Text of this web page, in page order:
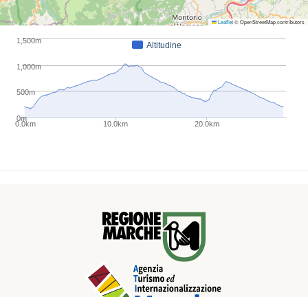
Leaflet© OpenStreetMap contributors
Altitudine
0.0km 10.0km 20.0km
0m
500m
1,000m
1,500m